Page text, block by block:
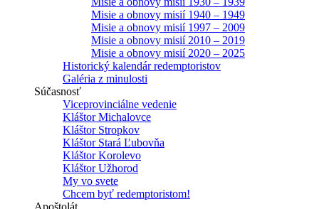
Misie a obnovy misií 1940 – 1949
Misie a obnovy misií 1997 – 2009
Misie a obnovy misií 2010 – 2019
Misie a obnovy misií 2020 – 2025
Historický kalendár redemptoristov
Galéria z minulosti
Súčasnosť
Viceprovinciálne vedenie
Kláštor Michalovce
Kláštor Stropkov
Kláštor Stará Ľubovňa
Kláštor Korolevo
Kláštor Užhorod
My vo svete
Chcem byť redemptoristom!
Apoštolát